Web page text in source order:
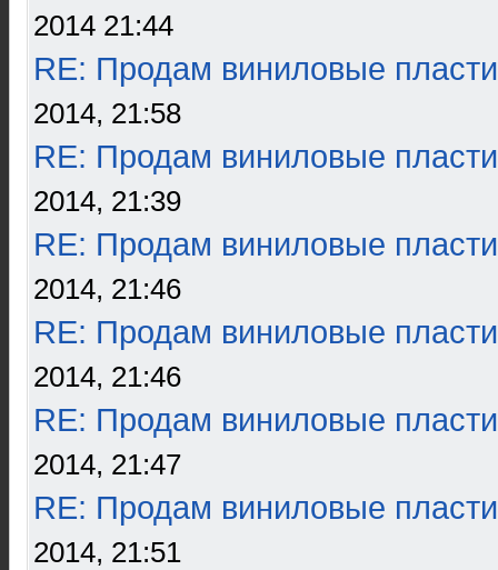
2014 21:44
RE: Продам виниловые
2014, 21:58
RE: Продам виниловые
2014, 21:39
RE: Продам виниловые
2014, 21:46
RE: Продам виниловые
2014, 21:46
RE: Продам виниловые
2014, 21:47
RE: Продам виниловые
2014, 21:51